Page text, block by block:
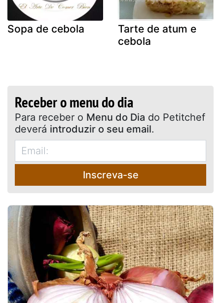
Sopa de cebola
Tarte de atum e
cebola
Receber o menu do dia
Para receber o Menu do Dia do Petitchef
deverá introduzir o seu email.
Inscreva-se